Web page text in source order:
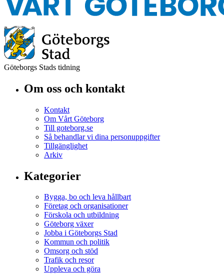
Göteborgs Stads tidning
Om oss och kontakt
Kontakt
Om Vårt Göteborg
Till goteborg.se
Så behandlar vi dina personuppgifter
Tillgänglighet
Arkiv
Kategorier
Bygga, bo och leva hållbart
Företag och organisationer
Förskola och utbildning
Göteborg växer
Jobba i Göteborgs Stad
Kommun och politik
Omsorg och stöd
Trafik och resor
Uppleva och göra